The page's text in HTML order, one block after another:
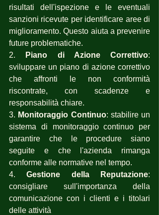
risultati dell'ispezione e le eventuali
sanzioni ricevute per identificare aree di
miglioramento. Questo aiuta a prevenire
future problematiche.
2.
Piano di Azione Correttivo:
sviluppare un piano di azione correttivo
che affronti le non conformità
riscontrate, con scadenze e
responsabilità chiare.
3. Monitoraggio Continuo: stabilire un
sistema di monitoraggio continuo per
garantire che le procedure siano
seguite e che l'azienda rimanga
conforme alle normative nel tempo.
4. Gestione della Reputazione:
consigliare sull'importanza della
comunicazione con i clienti e i titolari
delle attività